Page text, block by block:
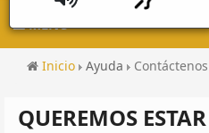
MENU
Inicio Ayuda Contáctenos
QUEREMOS